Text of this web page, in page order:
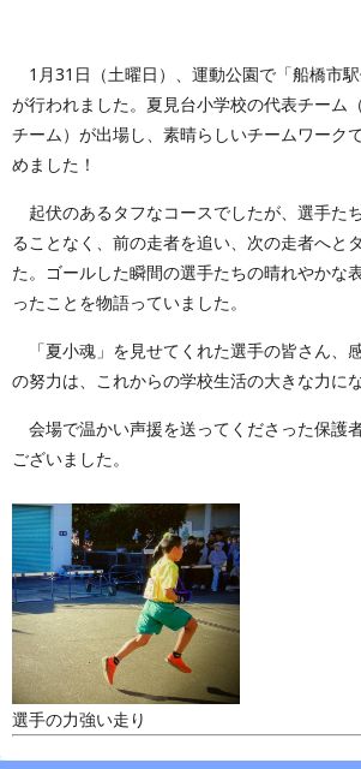
1月31日（土曜日）、運動公園で「船橋市駅
が行われました。夏見台小学校の代表チーム
チーム）が出場し、素晴らしいチームワーク
めました！
起伏のあるタフなコースでしたが、選手た
ることなく、前の走者を追い、次の走者へと
た。ゴールした瞬間の選手たちの晴れやかな
ったことを物語っていました。
「夏小魂」を見せてくれた選手の皆さん、
の努力は、これからの学校生活の大きな力に
会場で温かい声援を送ってくださった保護
ございました。
選手の力強い走り